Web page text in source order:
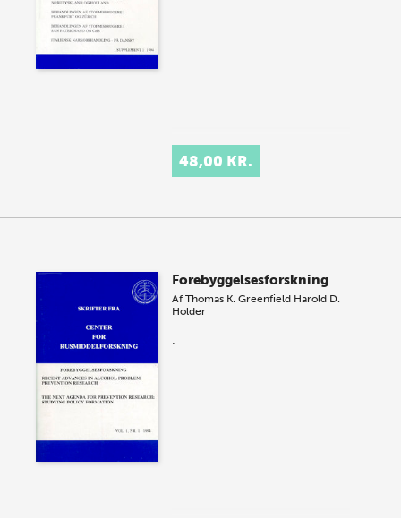
48,00 KR.
Forebyggelsesforskning
AfThomas K. Greenfield Harold D.
Holder
.